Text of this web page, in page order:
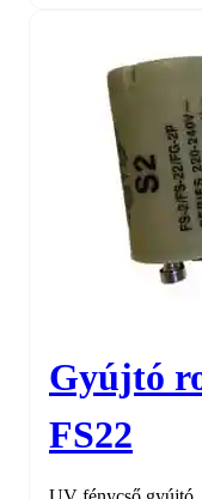
SYLVANIA
mennyiség
Gyújtó
FS22